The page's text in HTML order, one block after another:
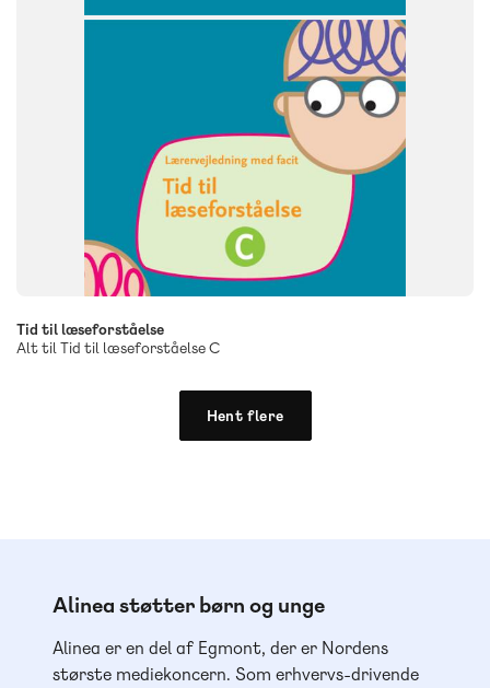
Tid til læseforståelse
Alt til Tid til læseforståelse C
Hent flere
Alinea støtter børn og unge
Alinea er en del af Egmont, der er Nordens
største mediekoncern. Som erhvervs-drivende